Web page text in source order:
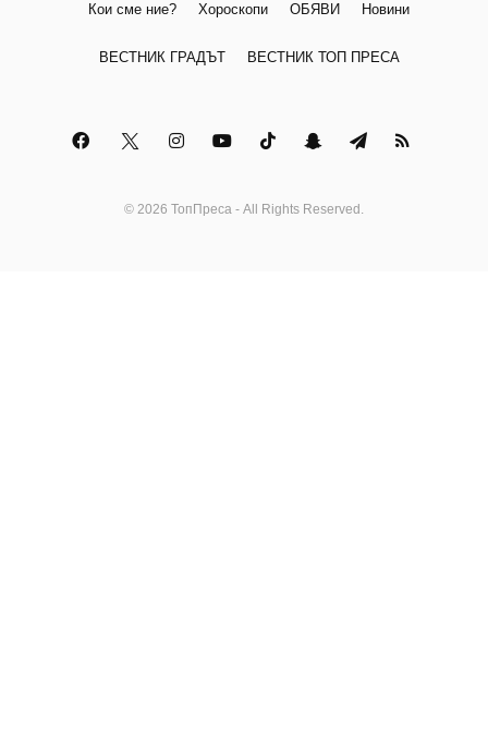
Кои сме ние? Хороскопи ОБЯВИ Новини
ВЕСТНИК ГРАДЪТ ВЕСТНИК ТОП ПРЕСА
© 2026 ТопПреса - All Rights Reserved.